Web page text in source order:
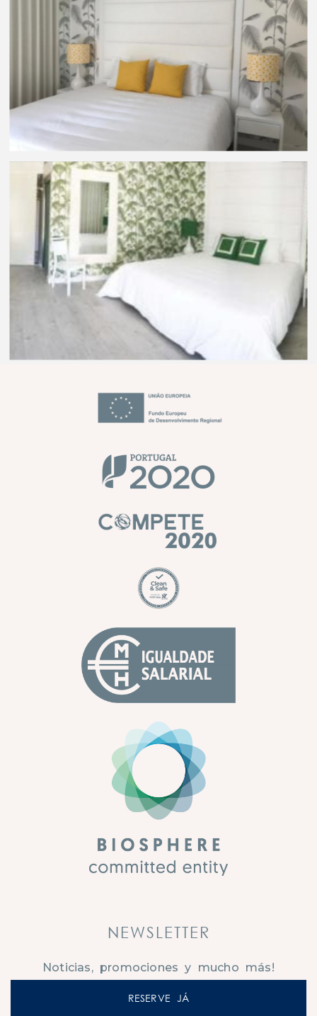
RESERVE JÁ
NEWSLETTER
Noticias, promociones y mucho más!
SUSCRIBIR